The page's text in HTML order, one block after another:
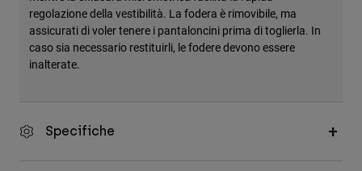
regolazione della vestibilità. La fodera è rimovibile, ma
assicurati di voler tenere i pantaloncini prima di toglierla. In
caso sia necessario restituirli, le fodere devono essere
inalterate.
Specifiche